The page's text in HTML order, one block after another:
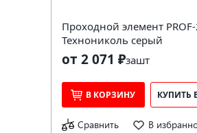
Проходной элемент
Технониколь серый
от 2 071 ₽зашт
В КОРЗИНУ КУПИТЬ
Сравнить В